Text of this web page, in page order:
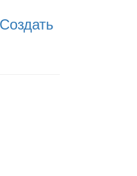
Создать